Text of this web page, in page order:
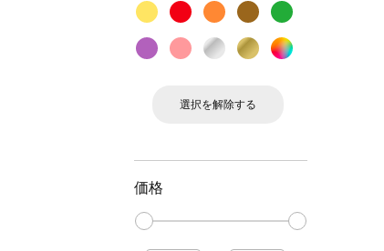
選択を解除する
価格